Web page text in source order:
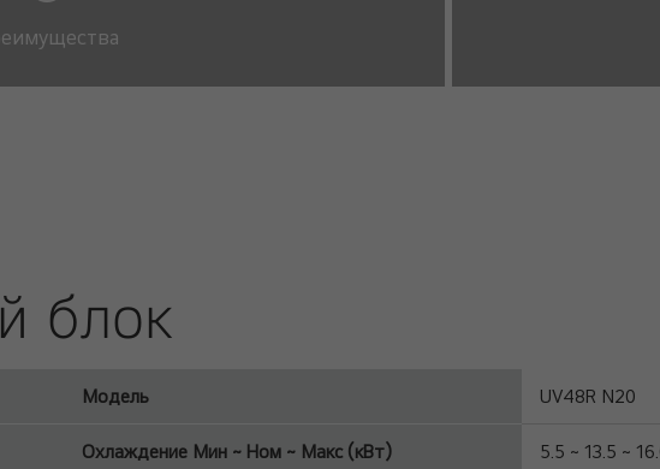
блок
Модель UV48R N20
Охлаждение Мин ~ Ном ~ Макс (кВт) 5.5 ~ 13.5 ~